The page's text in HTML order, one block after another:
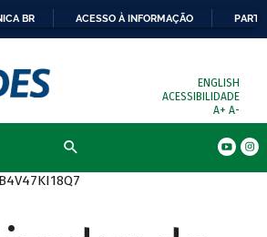
BR ACESSO À INFORMAÇÃO
ENGLISH
ACESSIBILIDADE
A+ A-